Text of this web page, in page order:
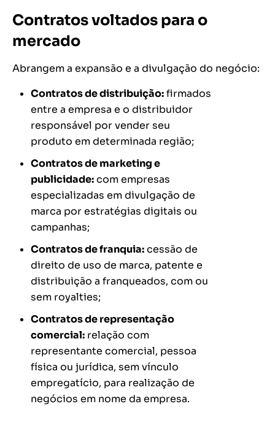
Contratos voltados para o
mercado
Abrangem a expansão e a divulgação do negócio:
Contratos de distribuição:firmados
entre a empresa e o distribuidor
responsável por vender seu
produto em determinada região;
Contratos de marketing e
publicidade:com empresas
especializadas em divulgação de
marca por estratégias digitais ou
campanhas;
Contratos de franquia:cessão de
direito de uso de marca, patente e
distribuição a franqueados, com ou
sem royalties;
Contratos de representação
comercial: relação com
representante comercial, pessoa
física ou jurídica, sem vínculo
empregatício, para realização de
negócios em nome da empresa.